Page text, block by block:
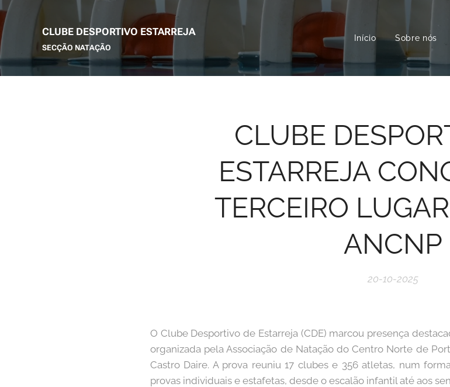
CLUBE DESPORTIVO ESTARREJA
SECÇÃO NATAÇÃO
Início Sobre nós
CLUBE
ESTARREJA
TERCEIRO
ANCNP
20-10-2025
O Clube Desportivo de Estarreja (CDE) marcou presença
organizada pela Associação de Natação do Centro Norte de
Castro Daire. A prova reuniu 17 clubes e 356 atletas, num
provas individuais e estafetas, desde o escalão infantil até aos